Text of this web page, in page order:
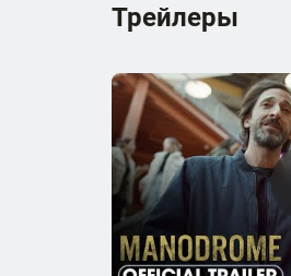
Трейлеры